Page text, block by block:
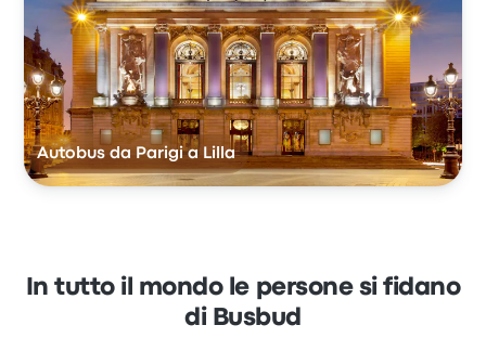
Autobus da Parigi a Lilla
In tutto il mondo le persone si fidano
di Busbud